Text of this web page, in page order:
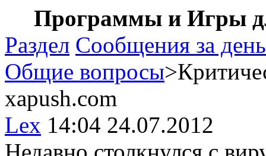
Программы и Игры
Раздел Сообщения за день
Общие вопросы
xapush.com
Lex 14:04 24.07.2012